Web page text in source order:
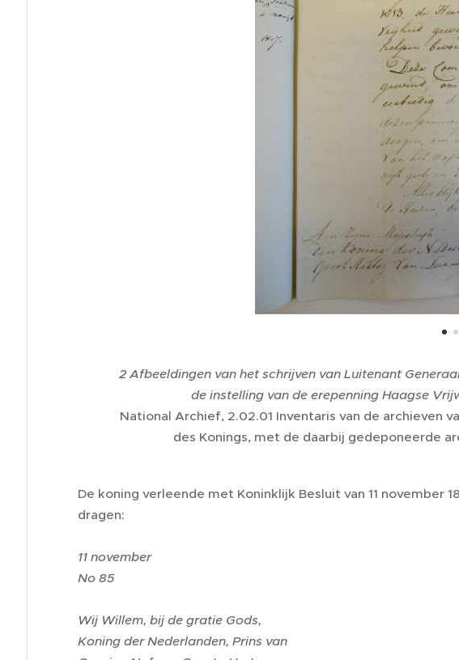
2 Afbeeldingen van het schrijven van Luitenant
de instelling van de erepenning Haagse
National Archief, 2.02.01 Inventaris van de archieven
des Konings, met de daarbij gedeponeerde
De koning verleende met Koninklijk Besluit van 11 november
dragen:
11 november
No 85
Wij Willem, bij de gratie Gods,
Koning der Nederlanden, Prins van